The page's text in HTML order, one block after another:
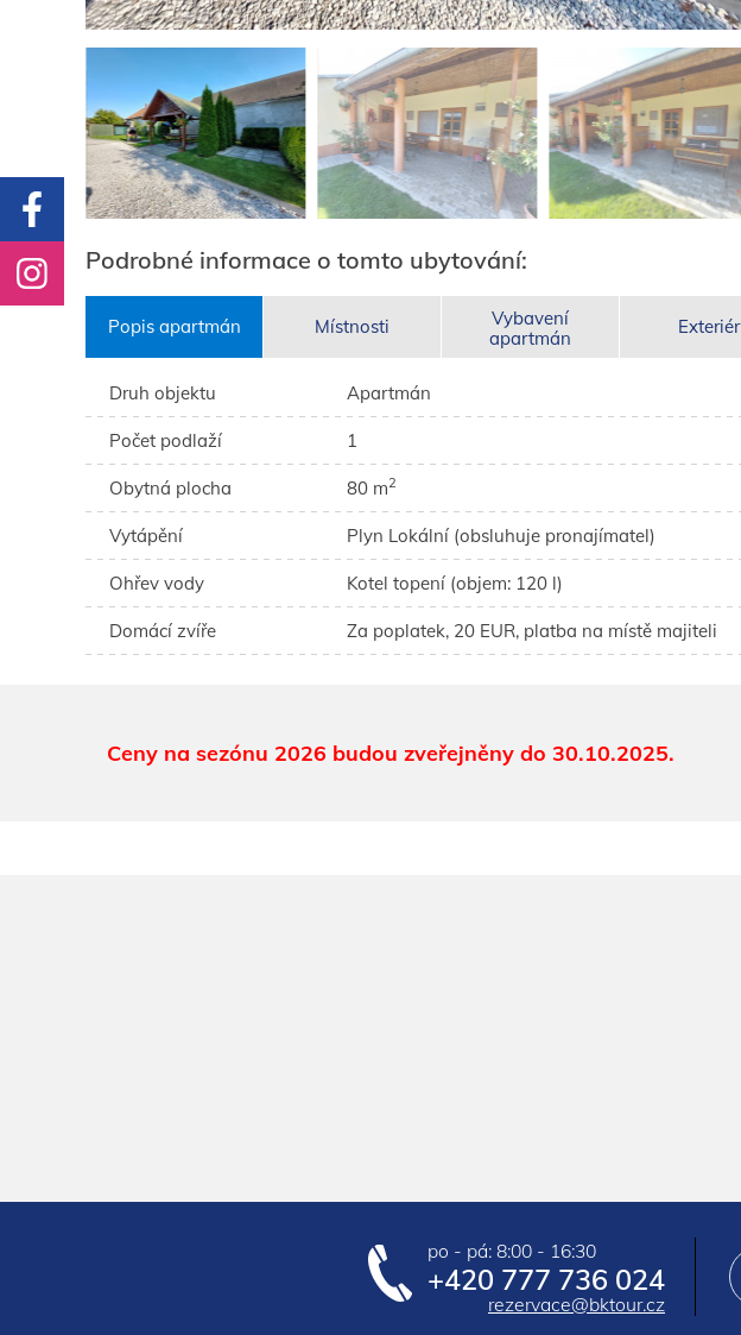
Podrobné informace o tomto ubytování:
Popis apartmán Místnosti
Vybavení
apartmán
Exteriér
Druh objektu Apartmán
Počet podlaží 1
Obytná plocha 80 m2
Vytápění Plyn Lokální (obsluhuje pronajímatel)
Ohřev vody Kotel topení (objem: 120 l)
Domácí zvíře Za poplatek, 20 EUR, platba na místě majiteli
Ceny na sezónu 2026 budou zveřejněny do 30.10.2025.
po - pá: 8:00 - 16:30
+420 777 736 024
rezervace@bktour.cz